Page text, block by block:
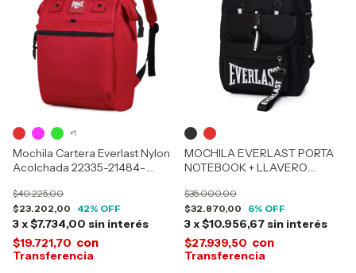
Mochila Cartera Everlast Nylon
Acolchada 22335-21484-
22158-22159
$23.202,00
$40.225,00
42% OFF
3x$7.734,00 sin interés
$19.721,70 con
+1
MOCHILA EVERLAST PORTA
NOTEBOOK + LLAVERO
$32.870,00
$35.000,00
6% OFF
3x$10.956,67 sin interés
$27.939,50 con